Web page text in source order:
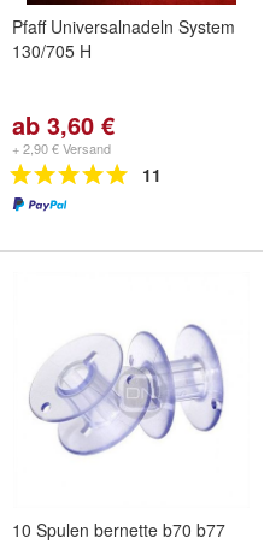
Pfaff Universalnadeln System
130/705 H
ab 3,60 €
+ 2,90 € Versand
11
10 Spulen bernette b70 b77